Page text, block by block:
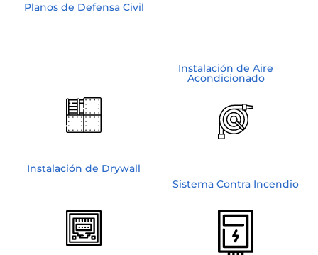
Planos de Defensa Civil
Instalación de Aire
Acondicionado
Instalación de Drywall
Sistema Contra Incendio